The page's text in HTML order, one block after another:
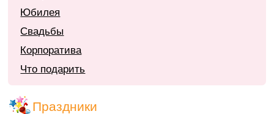
Юбилея
Свадьбы
Корпоратива
Что подарить
Праздники